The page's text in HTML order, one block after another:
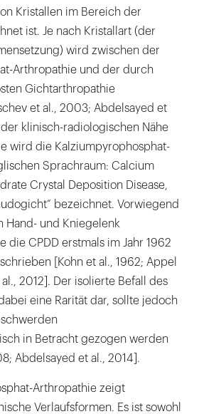
Kristallen im Bereich der
ist. Je nach Kristallart (der
wird zwischen der
Arthropathie und der durch
Gichtarthropathie
et al., 2003; Abdelsayed et
klinisch-radiologischen Nähe
wird die Kalziumpyrophosphat-
Sprachraum: Calcium
Crystal Deposition Disease,
bezeichnet. Vorwiegend
Hand- und Kniegelenk
die CPDD erstmals im Jahr 1962
[Kohn et al., 1962; Appel
2012]. Der isolierte Befall des
eine Rarität dar, sollte jedoch
in Betracht gezogen werden
Abdelsayed et al., 2014].
Arthropathie zeigt
Verlaufsformen. Es ist sowohl